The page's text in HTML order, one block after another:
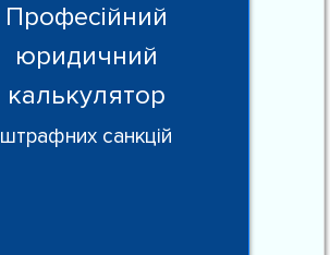
Професійний
юридичний
калькулятор
штрафних санкцій